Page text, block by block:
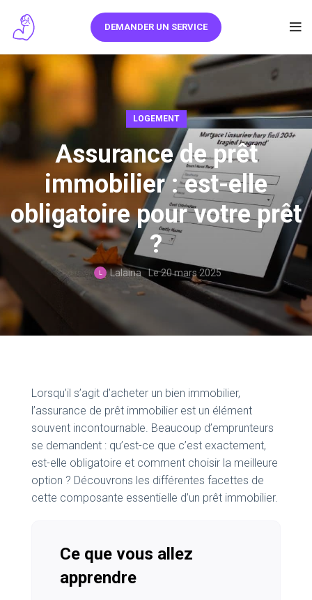
DEMANDER UN SERVICE
LOGEMENT
Assurance de prêt
immobilier : est-elle
obligatoire pour votre prêt
?
Lalaina Le 20 mars 2025
Lorsqu’il s’agit d’acheter un bien immobilier,
l’assurance de prêt immobilier est un élément
souvent incontournable. Beaucoup d’emprunteurs
se demandent : qu’est-ce que c’est exactement,
est-elle obligatoire et comment choisir la meilleure
option ? Découvrons les différentes facettes de
cette composante essentielle d’un prêt immobilier.
Ce que vous allez
apprendre